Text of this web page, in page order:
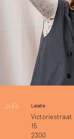
Locatie
Victoriestraat
15
2300